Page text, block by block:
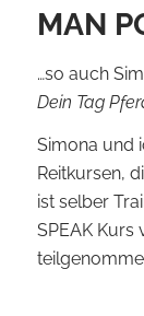
MAN
…so auch
Dein Tag
Simona und
Reitkursen,
ist selber
SPEAK Kurs